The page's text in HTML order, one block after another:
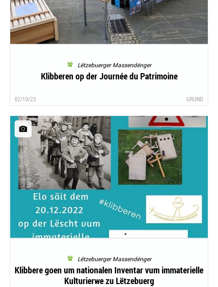
Lëtzebuerger Massendénger
Klibberen op der Journée du Patrimoine
02/10/23 GRUND
Lëtzebuerger Massendénger
Klibbere goen um nationalen Inventar vum immaterielle
Kulturierwe zu Lëtzebuerg